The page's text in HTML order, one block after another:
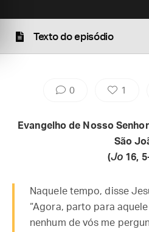
Texto do episódio
0 1
Evangelho de Nosso
São
(Jo 16,
Naquele tempo, disse
“Agora, parto para
nenhum de vós me